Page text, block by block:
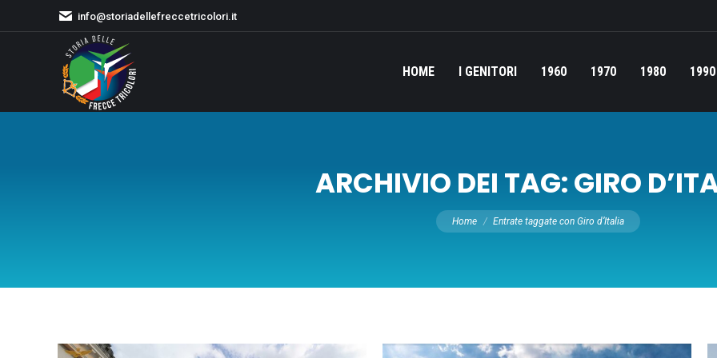
info@storiadellefreccetricolori.it
HOME I GENITORI 1960 1970 1980 1990
ARCHIVIO DEI TAG:GIRO
Tu sei qui:
Home Entrate taggate con Giro d’Italia